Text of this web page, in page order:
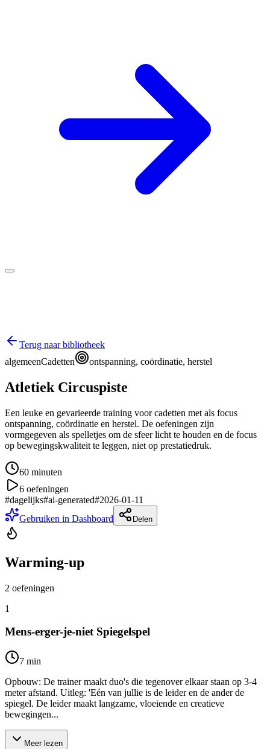
Terug naar bibliotheek
algemeenCadetten ontspanning, coördinatie, herstel
Atletiek Circuspiste
Een leuke en gevarieerde training voor cadetten met als focus
ontspanning, coördinatie en herstel. De oefeningen zijn
vormgegeven als spelletjes om de sfeer licht te houden en de focus
op bewegingskwaliteit te leggen, niet op prestatiedruk.
60 minuten
6 oefeningen
#dagelijks#ai-generated#2026-01-11
Gebruiken in Dashboard
Delen
Warming-up
2 oefeningen
1
Mens-erger-je-niet Spiegelspel
7 min
Opbouw: De trainer maakt duo's die tegenover elkaar staan op 3-4
meter afstand. Uitleg: 'Eén van jullie is de leider en de ander de
spiegel. De leider maakt langzame, vloeiende en creatieve
bewegingen...
Meer lezen